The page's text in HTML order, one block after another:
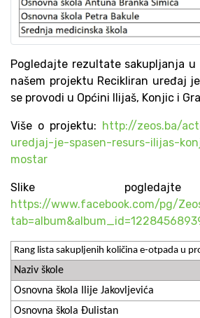
Pogledajte rezultate sakupljanja u
našem projektu Recikliran uređaj
se provodi u Općini Ilijaš, Konjic i
Više o projektu: http://zeos.ba/
uredjaj-je-spasen-resurs-ilijas-
mostar
Slike
https://www.facebook.com/pg/
Rang lista sakupljenih količina e-otpada u
Naziv škole
Osnovna škola Ilije Jakovljevića
Osnovna škola Đulistan